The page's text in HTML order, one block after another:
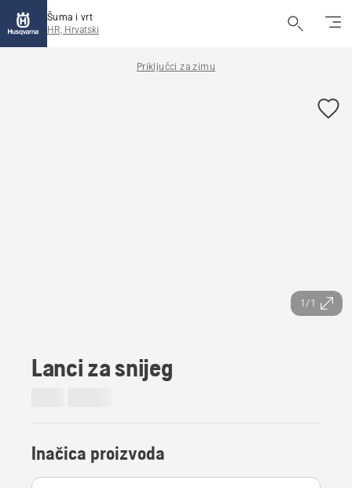
Šuma i vrt
HR, Hrvatski
Priključci za zimu
1/1
Lanci za snijeg
Inačica proizvoda